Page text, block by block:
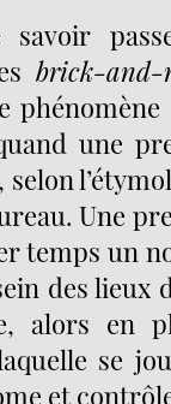
savoir
brick-and-
une
Une
temps un
des lieux
alors en
se
et